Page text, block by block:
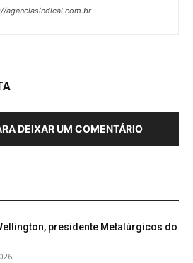
agenciasindical.com.br
DEIXAR UM COMENTÁRIO
presidente Metalúrgicos do